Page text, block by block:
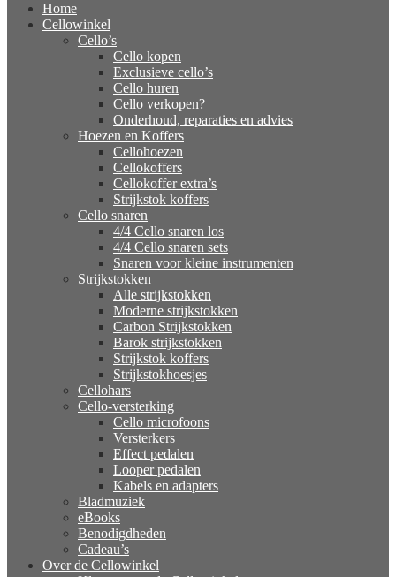
Home
Cellowinkel
Cello’s
Cello kopen
Exclusieve cello’s
Cello huren
Cello verkopen?
Onderhoud, reparaties en advies
Hoezen en Koffers
Cellohoezen
Cellokoffers
Cellokoffer extra’s
Strijkstok koffers
Cello snaren
4/4 Cello snaren los
4/4 Cello snaren sets
Snaren voor kleine instrumenten
Strijkstokken
Alle strijkstokken
Moderne strijkstokken
Carbon Strijkstokken
Barok strijkstokken
Strijkstok koffers
Strijkstokhoesjes
Cellohars
Cello-versterking
Cello microfoons
Versterkers
Effect pedalen
Looper pedalen
Kabels en adapters
Bladmuziek
eBooks
Benodigdheden
Cadeau’s
Over de Cellowinkel